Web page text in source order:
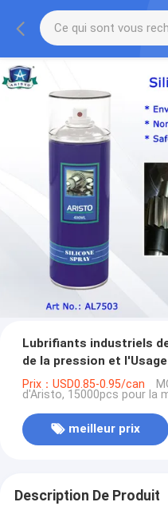
Lubrifiants industriels
de la pression et
Prix：USD0.85-0.95/can
d'Aristo, 15000pcs pour la
meilleur prix
Description De Produit